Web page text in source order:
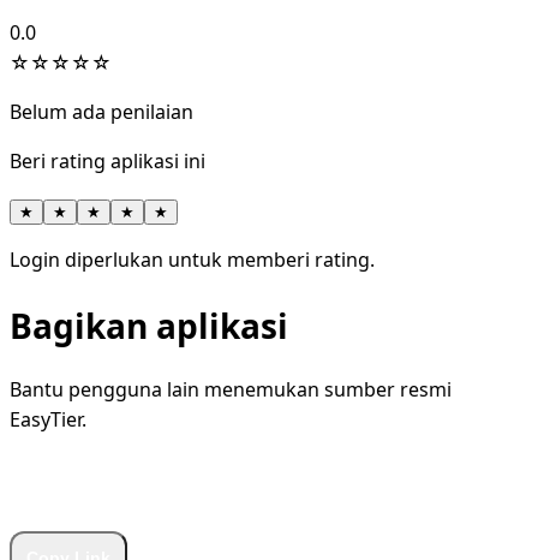
0.0
☆☆☆☆☆
Belum ada penilaian
Beri rating aplikasi ini
★ ★ ★ ★ ★
Login diperlukan untuk memberi rating.
Bagikan aplikasi
Bantu pengguna lain menemukan sumber resmi
EasyTier.